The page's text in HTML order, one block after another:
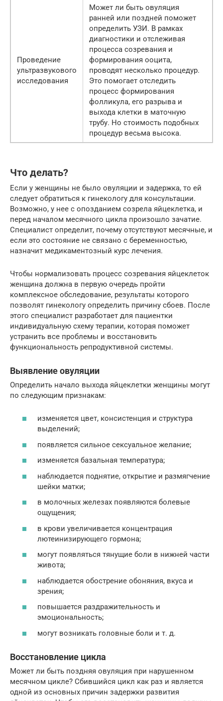
Проведение
ультразвукового
исследования
Может ли быть овуляция
ранней или поздней поможет
определить УЗИ. В рамках
диагностики и отслеживая
процесса созревания и
формирования ооцита,
проводят несколько процедур.
Это помогает отследить
процесс формирования
фолликула, его разрыва и
выхода клетки в маточную
трубу. Но стоимость подобных
процедур весьма высока.
Что делать?
Если у женщины не было овуляции и задержка, то ей
следует обратиться к гинекологу для консультации.
Возможно, у нее с опозданием созрела яйцеклетка, и
перед началом месячного цикла произошло зачатие.
Специалист определит, почему отсутствуют месячные, и
если это состояние не связано с беременностью,
назначит медикаментозный курс лечения.
Чтобы нормализовать процесс созревания яйцеклеток
женщина должна в первую очередь пройти
комплексное обследование, результаты которого
позволят гинекологу определить причину сбоев. После
этого специалист разработает для пациентки
индивидуальную схему терапии, которая поможет
устранить все проблемы и восстановить
функциональность репродуктивной системы.
Выявление овуляции
Определить начало выхода яйцеклетки женщины могут
по следующим признакам:
изменяется цвет, консистенция и структура
выделений;
появляется сильное сексуальное желание;
изменяется базальная температура;
наблюдается поднятие, открытие и размягчение
шейки матки;
в молочных железах появляются болевые
ощущения;
в крови увеличивается концентрация
лютеинизирующего гормона;
могут появляться тянущие боли в нижней части
живота;
наблюдается обострение обоняния, вкуса и
зрения;
повышается раздражительность и
эмоциональность;
могут возникать головные боли и т. д.
Восстановление цикла
Может ли быть поздняя овуляция при нарушенном
месячном цикле? Сбившийся цикл как раз и является
одной из основных причин задержки развития